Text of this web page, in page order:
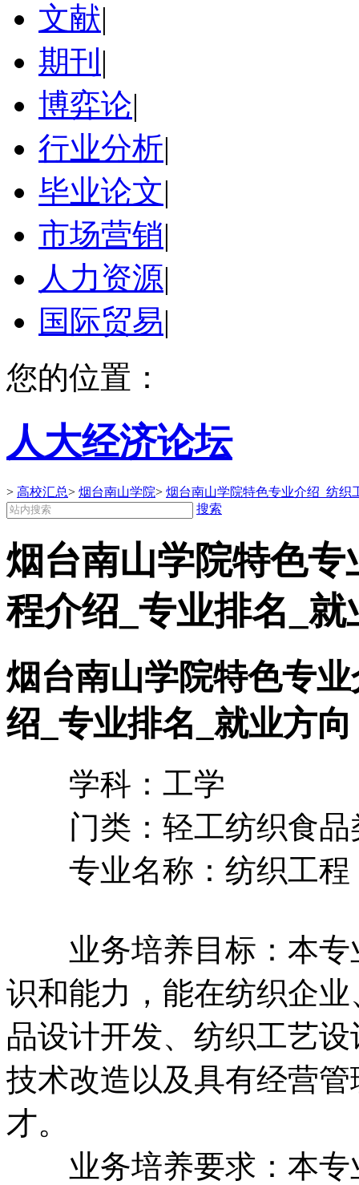
文献|
期刊 |
博弈论|
行业分析|
毕业论文|
市场营销|
人力资源|
国际贸易|
您的位置：
人大经济论坛
> 高校汇总> 烟台南山学院> 烟台南山学院特色专业介绍_纺织
搜索
烟台南山学院特色
程介绍_专业排名_就
烟台南山学院特色专
绍_专业排名_就业方向
学科：工学
门类：轻工纺织食品
专业名称：纺织工程
业务培养目标：本专
识和能力，能在纺织企
品设计开发、纺织工艺
技术改造以及具有经营
才。
业务培养要求：本专